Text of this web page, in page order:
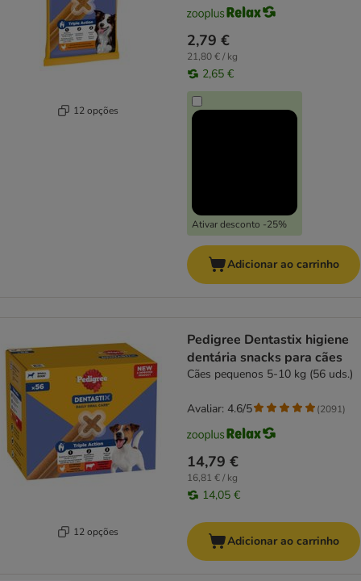
12 opções
2,79 €
21,80 € / kg
2,65 €
Ativar desconto -25%
Adicionar ao carrinho
12 opções
Pedigree Dentastix higiene
dentária snacks para cães
Cães pequenos 5-10 kg (56 uds.)
14,79 €
16,81 € / kg
14,05 €
Avaliar: 4.6/5 (2091)
Adicionar ao carrinho